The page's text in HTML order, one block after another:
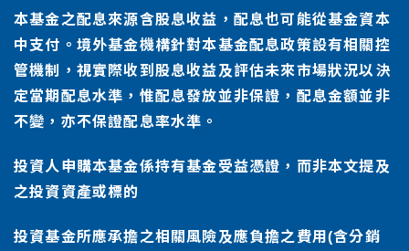
本基金之配息來源含股息收益，配息也可能從基金資本
中支付。境外基金機構針對本基金配息政策設有相關控
管機制，視實際收到股息收益及評估未來市場狀況以決
定當期配息水準，惟配息發放並非保證，配息金額並非
不變，亦不保證配息率水準。
投資人申購本基金係持有基金受益憑證，而非本文提及
之投資資產或標的
投資基金所應承擔之相關風險及應負擔之費用(含分銷